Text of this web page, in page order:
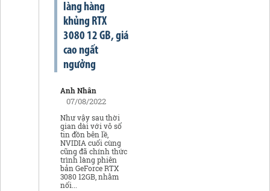
làng hàng
khủng RTX
3080 12 GB, giá
cao ngất
ngưởng
Anh Nhân
07/08/2022
Như vậy sau thời
gian dài với vô số
tin đồn bên lề,
NVIDIA cuối cùng
cũng đã chính thức
trình làng phiên
bản GeForce RTX
3080 12GB, nhằm
nối...